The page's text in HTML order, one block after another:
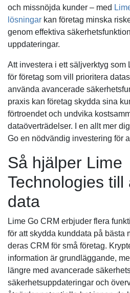
och missnöjda kunder – med
lösningar kan företag minska
genom effektiva
uppdateringar.
Att investera i ett säljverktyg som
för företag som vill prioritera
använda avancerade
praxis kan företag skydda sina
förtroendet och undvika
dataöverträdelser. I en allt mer
Go en nödvändig investering för
Så hjälper Lime
Technologies till
data
Lime Go CRM erbjuder flera
för att skydda kunddata på bästa
deras CRM för små företag.
information är grundläggande,
längre med avancerade
säkerhetsuppdateringar och